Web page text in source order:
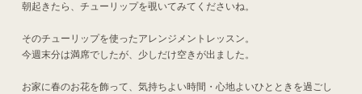
朝起きたら、チューリップを覗いてみてくださいね。
そのチューリップを使ったアレンジメントレッスン。
今週末分は満席でしたが、少しだけ空きが出ました。
お家に春のお花を飾って、気持ちよい時間・心地よいひとときを過ごし